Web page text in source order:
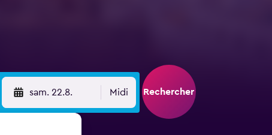
sam. 22.8. Midi Rechercher